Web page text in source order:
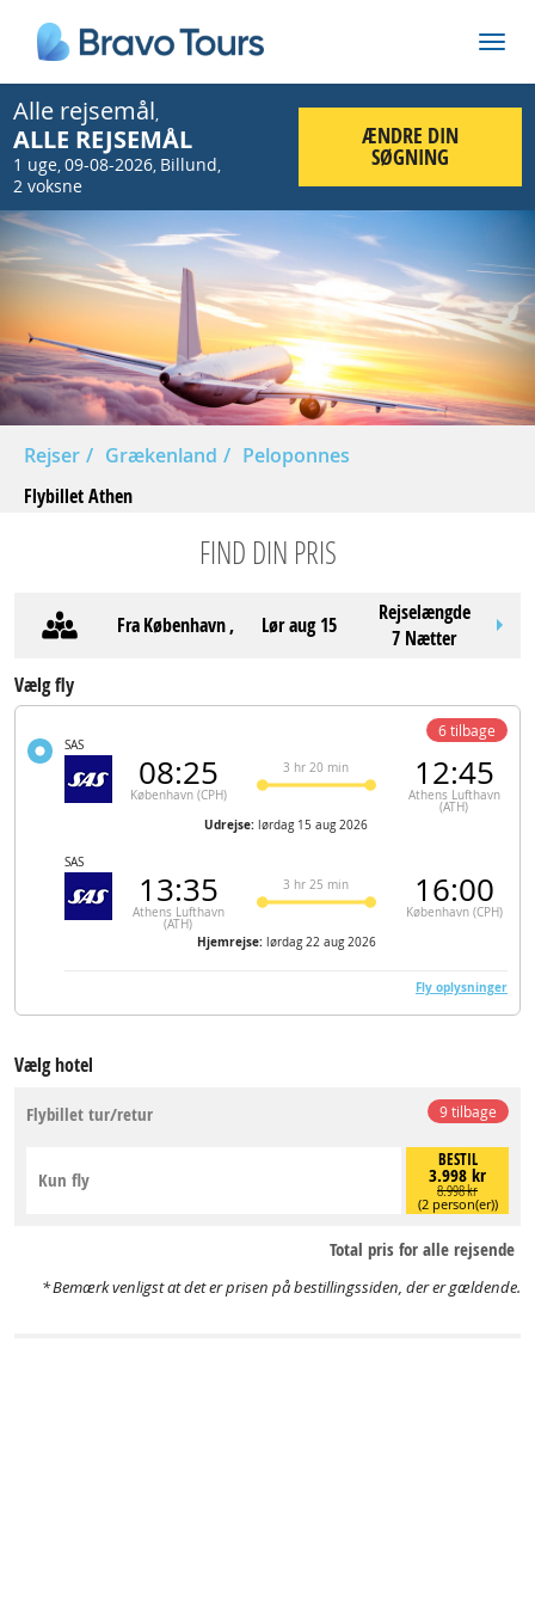
Alle rejsemål,
ALLE REJSEMÅL
1 uge,09-08-2026, Billund,
2 voksne
ÆNDRE DIN
SØGNING
Rejser Grækenland
Peloponnes
Flybillet Athen
FIND DIN PRIS
FraKøbenhavn, lør aug 15
Rejselængde
7 Nætter
Vælg fly
SAS
08:25
København (CPH)
3 hr 20 min 12:45
Athens Lufthavn
(ATH)
Udrejse: lørdag 15 aug 2026
SAS
13:35
Athens Lufthavn
(ATH)
3 hr 25 min 16:00
København (CPH)
Hjemrejse: lørdag 22 aug 2026
6 tilbage
Fly oplysninger
Vælg hotel
9 tilbage
Flybillet tur/retur
BESTIL
3.998 kr
8.998 kr
(2 person(er))
Kun fly
Total pris for alle rejsende
Bemærk venligst at det er prisen på bestillingssiden, der er gældende.